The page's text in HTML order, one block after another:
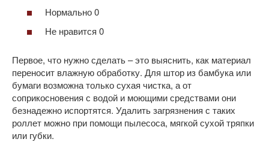
Нормально 0
Не нравится 0
Первое, что нужно сделать – это выяснить, как материал
переносит влажную обработку. Для штор из бамбука или
бумаги возможна только сухая чистка, а от
соприкосновения с водой и моющими средствами они
безнадежно испортятся. Удалить загрязнения с таких
роллет можно при помощи пылесоса, мягкой сухой тряпки
или губки.